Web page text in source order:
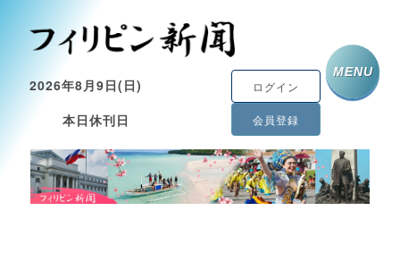
2026年8月9日(日)
本日休刊日
ログイン
会員登録
MENU